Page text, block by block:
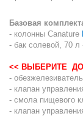
Базовая
- колонны Canature
- бак солевой, 70 л
<< ВЫБЕРИТЕ
-
- клапан
- смола пищевого
- клапан